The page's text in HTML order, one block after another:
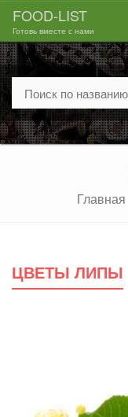
FOOD-LIST
Готовь вместе с нами
Главная
ЦВЕТЫ ЛИПЫ